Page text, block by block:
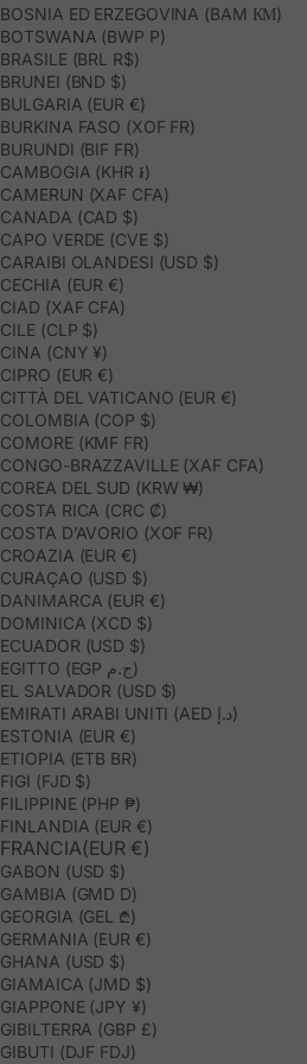
BOSNIA ED ERZEGOVINA (BAM КМ)
BOTSWANA (BWP P)
BRASILE (BRL R$)
BRUNEI (BND $)
BULGARIA (EUR €)
BURKINA FASO (XOF FR)
BURUNDI (BIF FR)
CAMBOGIA (KHR ៛)
CAMERUN (XAF CFA)
CANADA (CAD $)
CAPO VERDE (CVE $)
CARAIBI OLANDESI (USD $)
CECHIA (EUR €)
CIAD (XAF CFA)
CILE (CLP $)
CINA (CNY ¥)
CIPRO (EUR €)
CITTÀ DEL VATICANO (EUR €)
COLOMBIA (COP $)
COMORE (KMF FR)
CONGO-BRAZZAVILLE (XAF CFA)
COREA DEL SUD (KRW ₩)
COSTA RICA (CRC ₡)
COSTA D’AVORIO (XOF FR)
CROAZIA (EUR €)
CURAÇAO (USD $)
DANIMARCA (EUR €)
DOMINICA (XCD $)
ECUADOR (USD $)
EGITTO (EGP ج.م)
EL SALVADOR (USD $)
EMIRATI ARABI UNITI (AED د.إ)
ESTONIA (EUR €)
ETIOPIA (ETB BR)
FIGI (FJD $)
FILIPPINE (PHP ₱)
FINLANDIA (EUR €)
FRANCIA(EUR €)
GABON (USD $)
GAMBIA (GMD D)
GEORGIA (GEL ₾)
GERMANIA (EUR €)
GHANA (USD $)
GIAMAICA (JMD $)
GIAPPONE (JPY ¥)
GIBILTERRA (GBP £)
GIBUTI (DJF FDJ)